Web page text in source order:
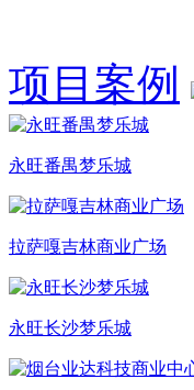
项目案例
永旺番禺梦乐城
拉萨嘎吉林商业广场
永旺长沙梦乐城